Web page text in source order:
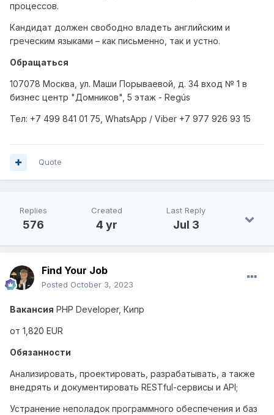
процессов.
Кандидат должен свободно владеть английским и
греческим языками – как письменно, так и устно.
Обращаться
107078 Москва, ул. Маши Порываевой, д. 34 вход № 1 в
бизнес центр "Домников", 5 этаж - Regús
Тел: +7 499 841 01 75, WhatsApp / Viber +7 977 926 93 15
Quote
Replies
576
Created
4 yr
Last Reply
Jul 3
Find Your Job
Posted October 3, 2023
Вакансия PHP Developer, Кипр
от 1,820 EUR
Обязанности
Анализировать, проектировать, разрабатывать, а также
внедрять и документировать RESTful-сервисы и API;
Устранение неполадок программного обеспечения и баз